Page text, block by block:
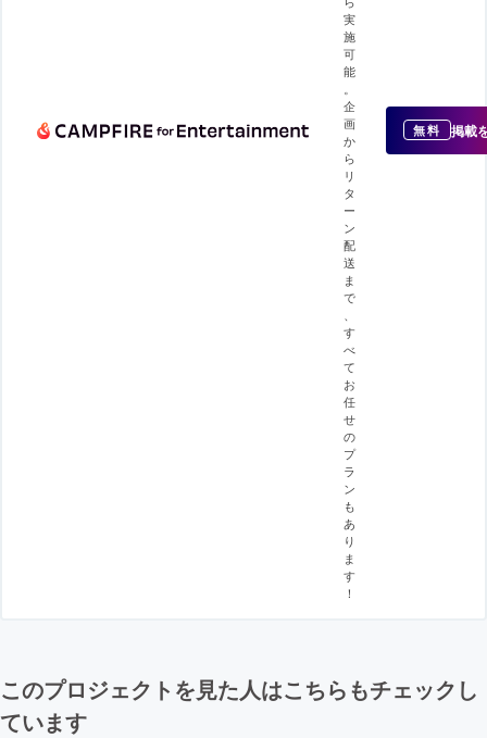
実
施
可
能
企
画
か
ら
リ
タ
ー
ン
配
送
ま
で
す
べ
て
お
任
せ
の
プ
ラ
ン
も
あ
り
ま
す
！
無料 掲載
このプロジェクトを見た人はこちらもチェックし
ています